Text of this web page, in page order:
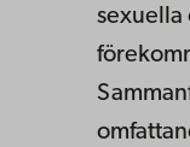
sexuella